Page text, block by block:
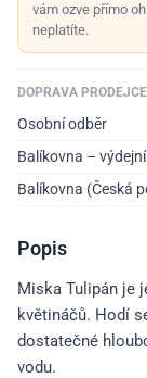
vám ozve přímo
neplatíte.
DOPRAVA PRODEJCE
Osobní odběr
Balíkovna –
Balíkovna (Česká
Popis
Miska Tulipán je
květináčů. Hodí
dostatečné
vodu.